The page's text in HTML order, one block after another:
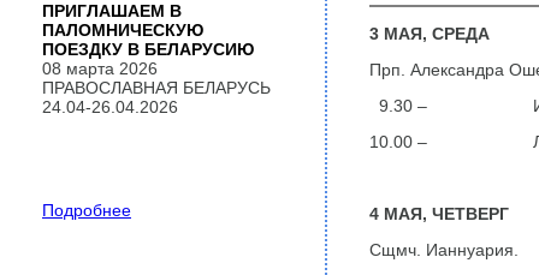
3 МАЯ, СРЕДА
Прп. Александра
9.30 –
10.00 –
4 МАЯ, ЧЕТВЕРГ
Сщмч. Ианнуария.
ПРИГЛАШАЕМ В
ПАЛОМНИЧЕСКУЮ
ПОЕЗДКУ В БЕЛАРУСИЮ
08 марта 2026
ПРАВОСЛАВНАЯ БЕЛАРУСЬ
24.04-26.04.2026
Подробнее